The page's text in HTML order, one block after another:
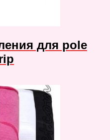
для pole